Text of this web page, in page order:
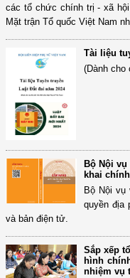
các tổ chức chính trị - xã
Mặt trận Tổ quốc Việt Nam
Tài liệu
(Dành cho
Bộ Nội
khai
Bộ Nội vụ
quyền địa
và bản điện tử.
Sắp xếp
hình
nhiệm vụ